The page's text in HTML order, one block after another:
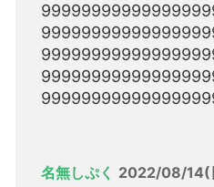
名無しぷく 2022/08/14(